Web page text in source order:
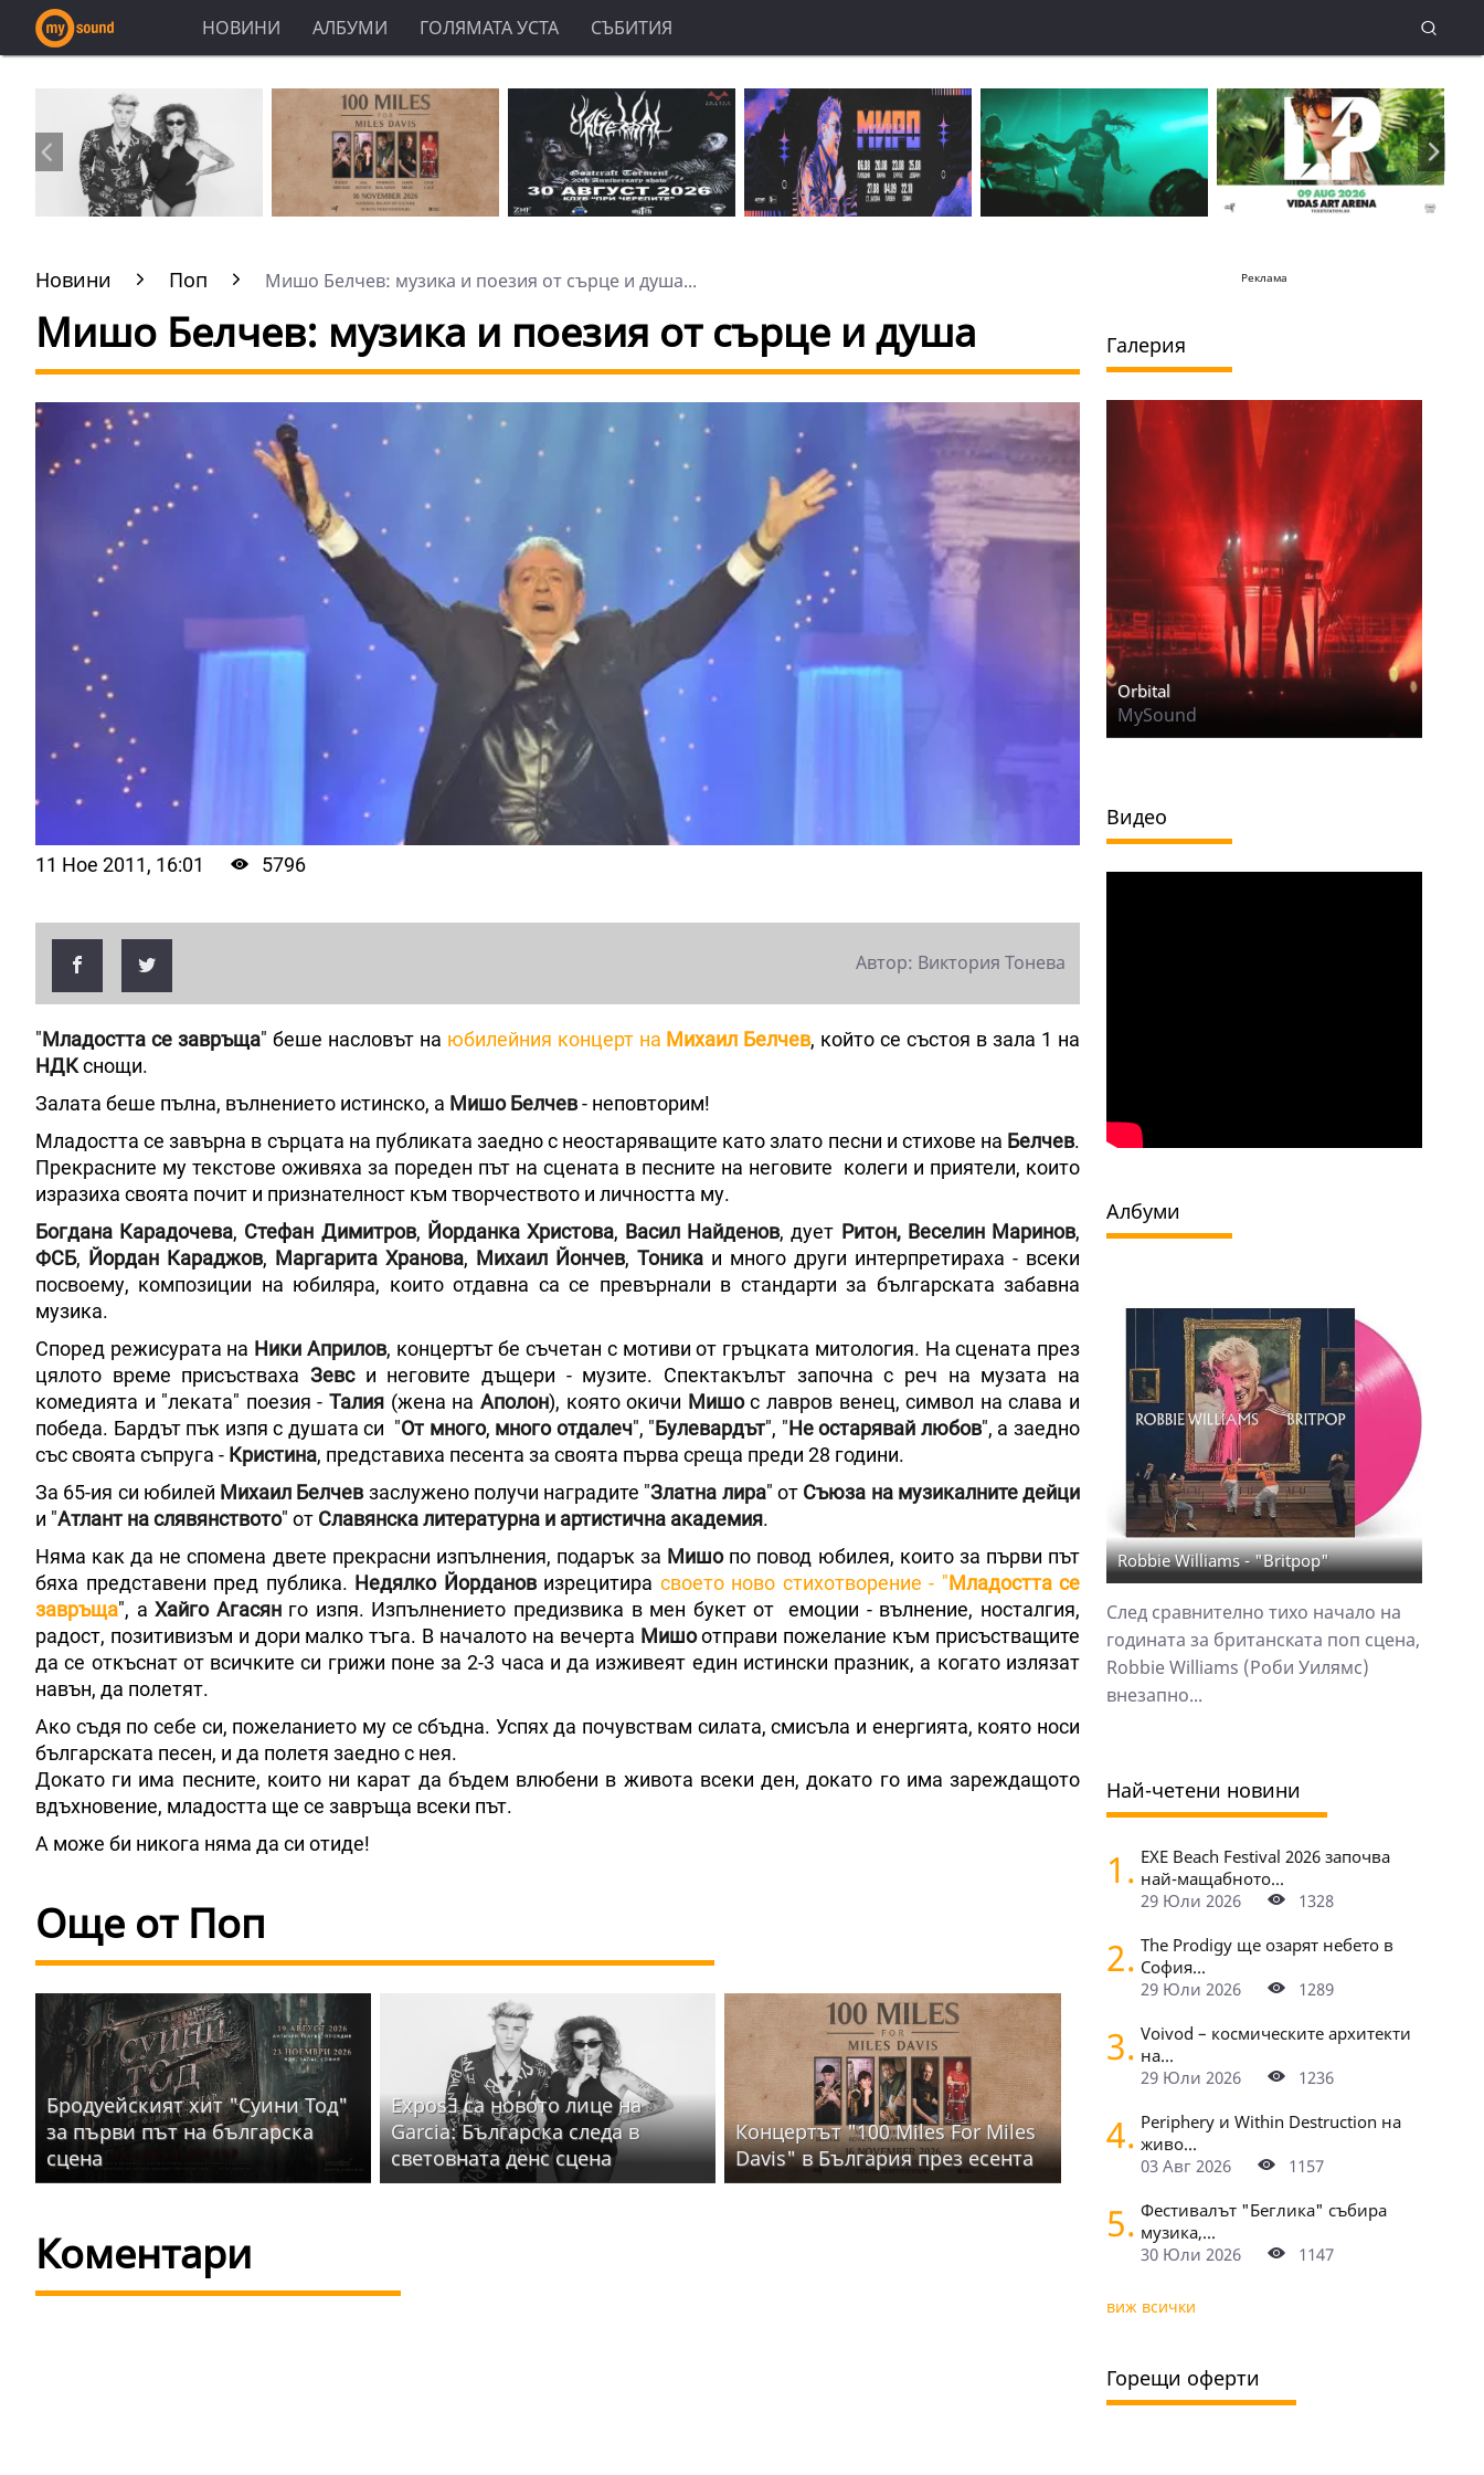
НОВИНИ АЛБУМИ ГОЛЯМАТА УСТА СЪБИТИЯ
Новини Поп Мишо Белчев: музика и поезия от сърце и душа...
Мишо Белчев: музика и поезия от сърце и душа
11 Ное 2011, 16:01 5796
Автор: Виктория Тонева
"Младостта се завръща" беше насловът на юбилейния концерт на Михаил Белчев, който се състоя в зала 1 на
НДКснощи.
Залата беше пълна, вълнението истинско, а Мишо Белчев- неповторим!
Младостта се завърна в сърцата на публиката заедно с неостаряващите като злато песни и стихове на Белчев.
Прекрасните му текстове оживяха за пореден път на сцената в песните на неговите колеги и приятели, които
изразиха своята почит и признателност към творчеството и личността му.
Богдана Карадочева, Стефан Димитров, Йорданка Христова, Васил Найденов, дует Ритон, Веселин Маринов,
ФСБ, Йордан Караджов, Маргарита Хранова, Михаил Йончев, Тоника и много други интерпретираха - всеки
посвоему, композиции на юбиляра, които отдавна са се превърнали в стандарти за българската забавна
музика.
Според режисурата на Ники Априлов, концертът бе съчетан с мотиви от гръцката митология. На сцената през
цялото време присъстваха Зевси неговите дъщери - музите. Спектакълът започна с реч на музата на
комедията и "леката" поезия -Талия (жена на Аполон), която окичи Мишос лавров венец, символ на слава и
победа. Бардът пък изпя с душата си "От много, много отдалеч", "Булевардът", "Не остарявай любов", а заедно
със своята съпруга - Кристина, представиха песента за своята първа среща преди 28 години.
За 65-ия си юбилей Михаил Белчев заслужено получи наградите "Златна лира" от Съюза на музикалните дейци
и "Атлант на слявянството" от Славянскалитературна и артистична академия.
Няма как да не спомена двете прекрасни изпълнения, подарък за Мишопо повод юбилея, които за първи път
бяха представени пред публика. Недялко Йордановизрецитира своето ново стихотворение - "Младостта се
завръща", аХайго Агасянго изпя. Изпълнението предизвика в мен букет от емоции - вълнение, носталгия,
радост, позитивизъм и дори малко тъга. В началото на вечерта Мишоотправи пожелание към присъстващите
да се откъснат от всичките си грижи поне за 2-3 часа и да изживеят един истински празник, а когато излязат
навън, да полетят.
Ако съдя по себе си, пожеланието му се сбъдна. Успях да почувствам силата, смисъла и енергията, която носи
българската песен, и да полетя заедно с нея.
Докато ги има песните, които ни карат да бъдем влюбени в живота всеки ден, докато го има зареждащото
вдъхновение, младостта ще се завръща всеки път.
А може би никога няма да си отиде!
Още от Поп
Бродуейският хит "Суини Тод"
за първи път на българска
сцена
ExposƎ са новото лице на
Garcia: Българска следа в
световната денс сцена
Концертът "100 Miles For Miles
Davis" в България през есента
Коментари
Реклама
Галерия
Orbital
MySound
Видео
Албуми
Robbie Williams - "Britpop"
След сравнително тихо начало на
годината за британската поп сцена,
Robbie Williams (Роби Уилямс)
внезапно...
Най-четени новини
1. EXE Beach Festival 2026 започва
най-мащабното...
29 Юли 2026
1328
2. The Prodigy ще озарят небето в
София...
29 Юли 2026
1289
3. Voivod – космическите архитекти
на...
29 Юли 2026
1236
4. Periphery и Within Destruction на
живо...
03 Авг 2026
1157
5. Фестивалът "Беглика" събира
музика,...
30 Юли 2026
1147
виж всички
Горещи оферти